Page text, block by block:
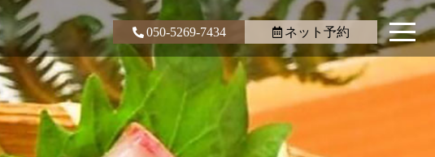
050-5269-7434 ネット予約